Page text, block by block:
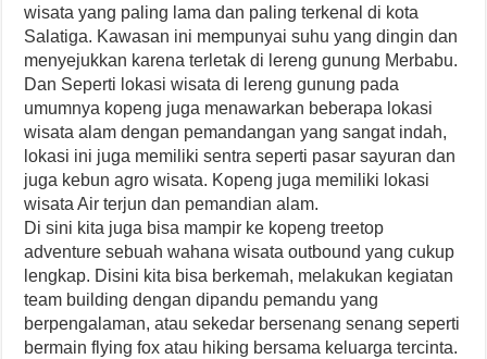
wisata yang paling lama dan paling terkenal di kota
Salatiga. Kawasan ini mempunyai suhu yang dingin dan
menyejukkan karena terletak di lereng gunung Merbabu.
Dan Seperti lokasi wisata di lereng gunung pada
umumnya kopeng juga menawarkan beberapa lokasi
wisata alam dengan pemandangan yang sangat indah,
lokasi ini juga memiliki sentra seperti pasar sayuran dan
juga kebun agro wisata. Kopeng juga memiliki lokasi
wisata Air terjun dan pemandian alam.
Di sini kita juga bisa mampir ke kopeng treetop
adventure sebuah wahana wisata outbound yang cukup
lengkap. Disini kita bisa berkemah, melakukan kegiatan
team building dengan dipandu pemandu yang
berpengalaman, atau sekedar bersenang senang seperti
bermain flying fox atau hiking bersama keluarga tercinta.